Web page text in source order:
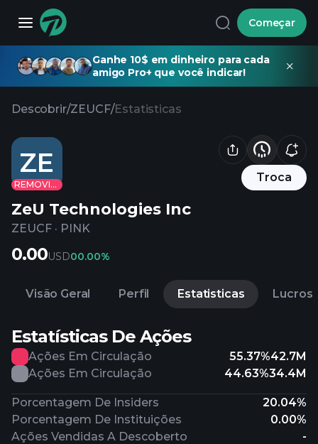
Começar
Ganhe 10$ em dinheiro para cada
amigo Pro+ que você indicar!
Descobrir/ZEUCF/Estatisticas
ZE
REMOVIDO
Troca
ZeU Technologies Inc
ZEUCF · PINK
0.00USD00.00%
Visão Geral Perfil Estatisticas Lucros
Estatísticas De Ações
Ações Em Circulação 55.37%42.7M
Ações Em Circulação
44.63%34.4M
Porcentagem De Insiders
20.04%
Porcentagem De Instituições
0.00%
Ações Vendidas A Descoberto
-